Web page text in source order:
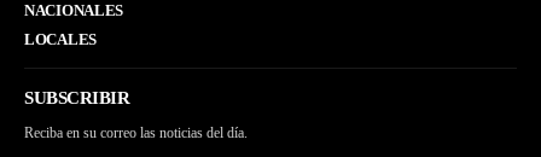
NACIONALES
LOCALES
SUBSCRIBIR
Reciba en su correo las noticias del día.